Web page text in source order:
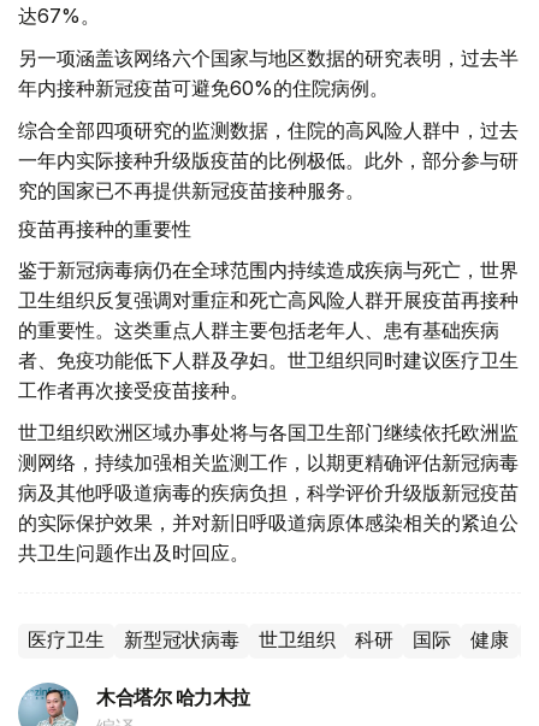
达67%。
另一项涵盖该网络六个国家与地区数据的研究表明，过去半
年内接种新冠疫苗可避免60%的住院病例。
综合全部四项研究的监测数据，住院的高风险人群中，过去
一年内实际接种升级版疫苗的比例极低。此外，部分参与研
究的国家已不再提供新冠疫苗接种服务。
疫苗再接种的重要性
鉴于新冠病毒病仍在全球范围内持续造成疾病与死亡，世界
卫生组织反复强调对重症和死亡高风险人群开展疫苗再接种
的重要性。这类重点人群主要包括老年人、患有基础疾病
者、免疫功能低下人群及孕妇。世卫组织同时建议医疗卫生
工作者再次接受疫苗接种。
世卫组织欧洲区域办事处将与各国卫生部门继续依托欧洲监
测网络，持续加强相关监测工作，以期更精确评估新冠病毒
病及其他呼吸道病毒的疾病负担，科学评价升级版新冠疫苗
的实际保护效果，并对新旧呼吸道病原体感染相关的紧迫公
共卫生问题作出及时回应。
医疗卫生 新型冠状病毒 世卫组织 科研 国际 健康
木合塔尔 哈力木拉